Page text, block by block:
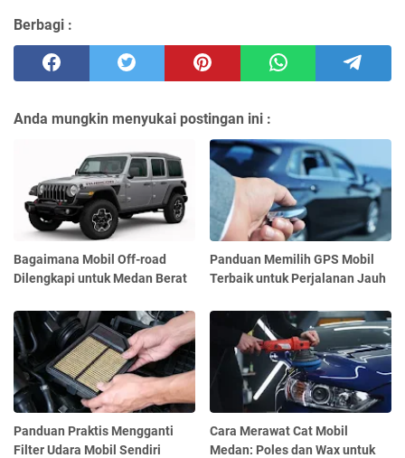
Berbagi :
Anda mungkin menyukai postingan ini :
Bagaimana Mobil Off-road
Dilengkapi untuk Medan Berat
Panduan Memilih GPS Mobil
Terbaik untuk Perjalanan Jauh
Panduan Praktis Mengganti
Filter Udara Mobil Sendiri
Cara Merawat Cat Mobil
Medan: Poles dan Wax untuk